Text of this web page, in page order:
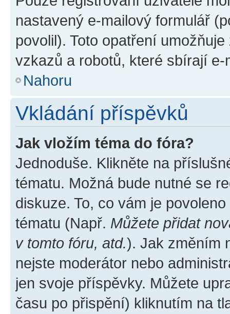
nastavený e-mailový formulář
povolil). Toto opatření
vzkazů a robotů, které sbírají e-
Nahoru
Vkládání příspěvků
Jak vložím téma do fóra?
Jednoduše. Klikněte na
tématu. Možná bude nutné se
diskuze. To, co vám je
tématu (Např. Můžete přidat
v tomto fóru, atd.). Jak změním
nejste moderátor nebo
jen svoje příspěvky. Můžete
času po přispění) kliknutím na